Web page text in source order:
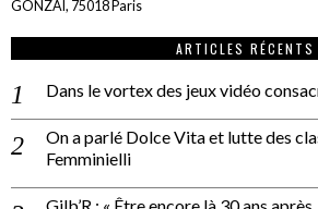
GONZAÏ, 75018 Paris
ARTICLES RÉCENTS
Dans le vortex des jeux vidéo
On a parlé Dolce Vita et lutte des
Femminielli
Gilb’R : « Être encore là 30 ans